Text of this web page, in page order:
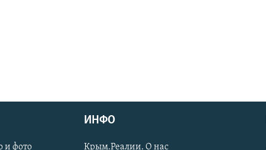
и фото
ИНФО
Крым.Реалии. О нас